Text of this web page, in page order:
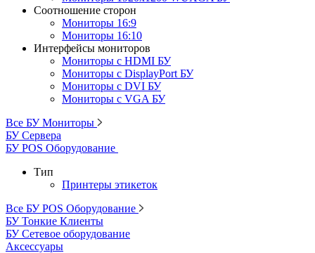
Соотношение сторон
Мониторы 16:9
Мониторы 16:10
Интерфейсы мониторов
Мониторы с HDMI БУ
Мониторы с DisplayPort БУ
Мониторы с DVI БУ
Мониторы с VGA БУ
Все БУ Мониторы
БУ Сервера
БУ POS Оборудование
Тип
Принтеры этикеток
Все БУ POS Оборудование
БУ Тонкие Клиенты
БУ Сетевое оборудование
Аксессуары